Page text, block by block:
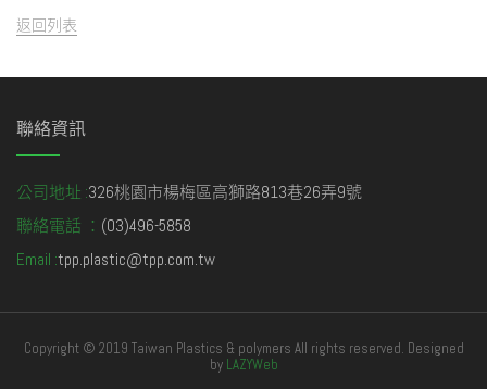
返回列表
聯絡資訊
公司地址 :326桃園市楊梅區高獅路813巷26弄9號
聯絡電話 ： (03)496-5858
Email :tpp.plastic@tpp.com.tw
Copyright © 2019 Taiwan Plastics & polymers All rights reserved. Designed
by LAZYWeb